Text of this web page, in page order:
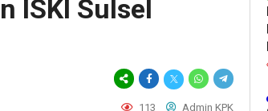
ISKI Sulsel
113 Admin KPK